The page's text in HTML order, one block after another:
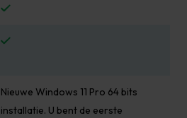
Nieuwe Windows 11 Pro 64 bits
installatie. U bent de eerste